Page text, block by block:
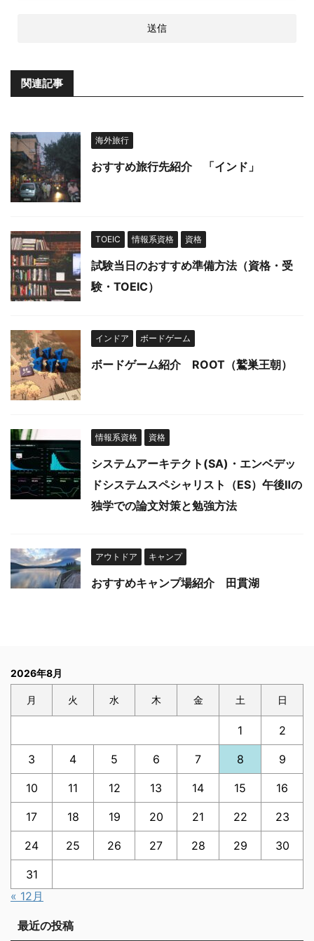
関連記事
海外旅行
おすすめ旅行先紹介 「インド」
TOEIC 情報系資格 資格
試験当日のおすすめ準備方法（資格・受
験・TOEIC）
インドア ボードゲーム
ボードゲーム紹介 ROOT（鷲巣王朝）
情報系資格 資格
システムアーキテクト(SA)・エンベデッ
ドシステムスペシャリスト（ES）午後Ⅱの
独学での論文対策と勉強方法
アウトドア キャンプ
おすすめキャンプ場紹介 田貫湖
2026年8月
月 火 水 木 金 土 日
1 2
3 4 5 6 7 8 9
10 11 12 13 14 15 16
17 18 19 20 21 22 23
24 25 26 27 28 29 30
31
« 12月
最近の投稿